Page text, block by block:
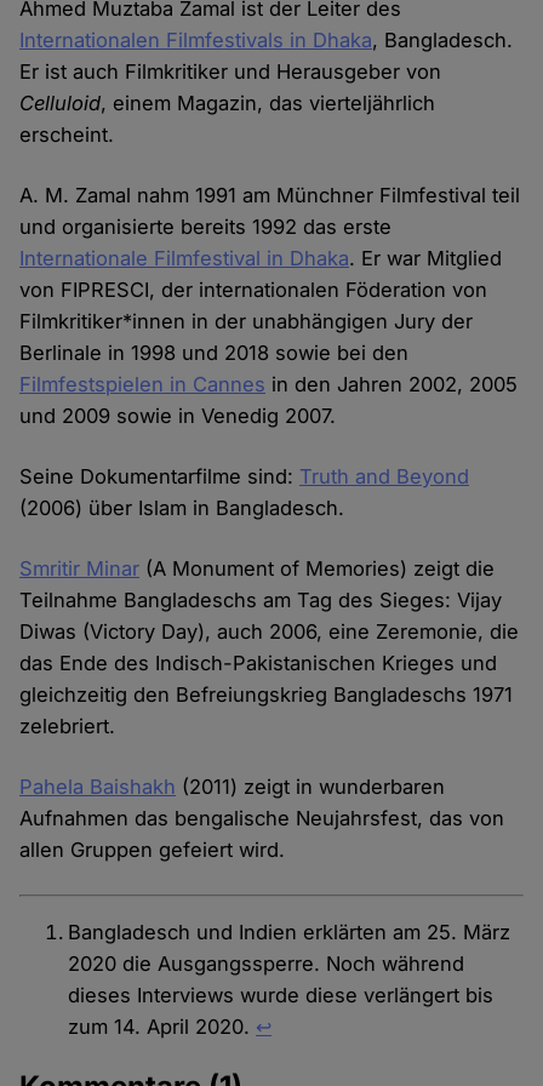
Ahmed Muztaba Zamal ist der Leiter des
Internationalen Filmfestivals in Dhaka, Bangladesch.
Er ist auch Filmkritiker und Herausgeber von
Celluloid, einem Magazin, das vierteljährlich
erscheint.
A. M. Zamal nahm 1991 am Münchner Filmfestival teil
und organisierte bereits 1992 das erste
Internationale Filmfestival in Dhaka. Er war Mitglied
von FIPRESCI, der internationalen Föderation von
Filmkritiker*innen in der unabhängigen Jury der
Berlinale in 1998 und 2018 sowie bei den
Filmfestspielen in Cannes in den Jahren 2002, 2005
und 2009 sowie in Venedig 2007.
Seine Dokumentarfilme sind: Truth and Beyond
(2006) über Islam in Bangladesch.
Smritir Minar (A Monument of Memories) zeigt die
Teilnahme Bangladeschs am Tag des Sieges: Vijay
Diwas (Victory Day), auch 2006, eine Zeremonie, die
das Ende des Indisch-Pakistanischen Krieges und
gleichzeitig den Befreiungskrieg Bangladeschs 1971
zelebriert.
Pahela Baishakh (2011) zeigt in wunderbaren
Aufnahmen das bengalische Neujahrsfest, das von
allen Gruppen gefeiert wird.
Bangladesch und Indien erklärten am 25. März
2020 die Ausgangssperre. Noch während
dieses Interviews wurde diese verlängert bis
zum 14. April 2020. ↩︎